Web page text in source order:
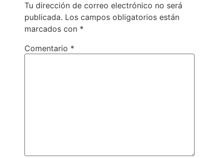
Tu dirección de correo electrónico no será
publicada. Los campos obligatorios están
marcados con *
Comentario *